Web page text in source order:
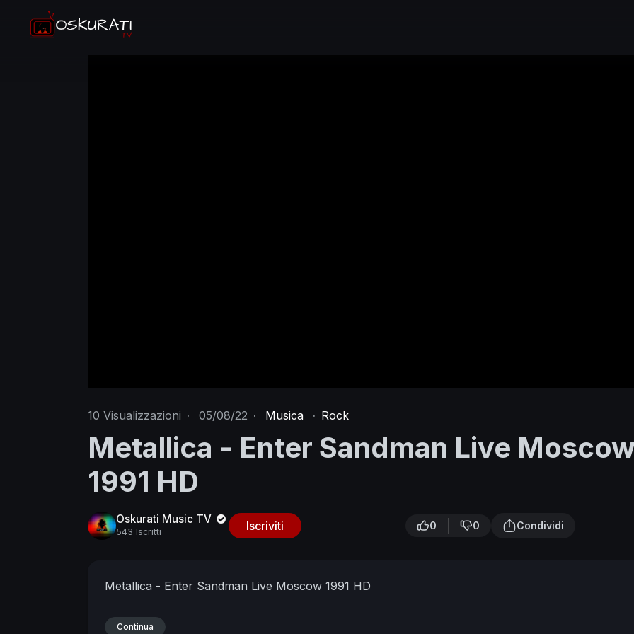
10 Visualizzazioni · 05/08/22 · Musica · Rock
Metallica - Enter Sandman Live
1991 HD
Oskurati Music TV
543 Iscritti Iscriviti 0 0 Condividi
Metallica - Enter Sandman Live Moscow 1991 HD
Continua